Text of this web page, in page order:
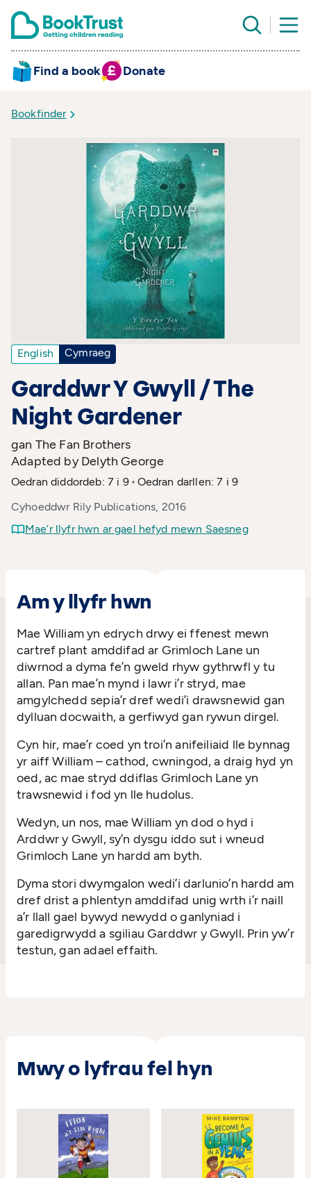
Find a book Donate
Bookfinder
English Cymraeg
Garddwr Y Gwyll / The
Night Gardener
gan The Fan Brothers
Adapted by Delyth George
Oedran diddordeb: 7 i 9
Oedran darllen: 7 i 9
Cyhoeddwr Rily Publications, 2016
Mae’r llyfr hwn ar gael hefyd mewn Saesneg
Am y llyfr hwn
Mae William yn edrych drwy ei ffenest mewn
cartref plant amddifad ar Grimloch Lane un
diwrnod a dyma fe’n gweld rhyw gythrwfl y tu
allan. Pan mae’n mynd i lawr i’r stryd, mae
amgylchedd sepia’r dref wedi’i drawsnewid gan
dylluan docwaith, a gerfiwyd gan rywun dirgel.
Cyn hir, mae’r coed yn troi’n anifeiliaid lle bynnag
yr aiff William – cathod, cwningod, a draig hyd yn
oed, ac mae stryd ddiflas Grimloch Lane yn
trawsnewid i fod yn lle hudolus.
Wedyn, un nos, mae William yn dod o hyd i
Arddwr y Gwyll, sy’n dysgu iddo sut i wneud
Grimloch Lane yn hardd am byth.
Dyma stori dwymgalon wedi’i darlunio’n hardd am
dref drist a phlentyn amddifad unig wrth i’r naill
a’r llall gael bywyd newydd o ganlyniad i
garedigrwydd a sgiliau Garddwr y Gwyll. Prin yw’r
testun, gan adael effaith.
Mwy o lyfrau fel hyn